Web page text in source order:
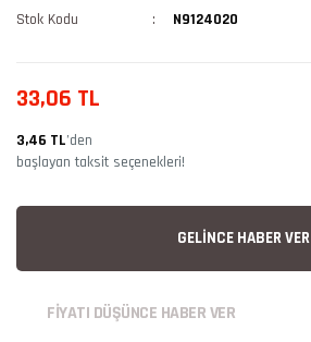
Stok Kodu
N9124020
33,06 TL
3,46 TL’den
başlayan taksit seçenekleri!
GELİNCE HABER VER
FİYATI DÜŞÜNCE HABER VER